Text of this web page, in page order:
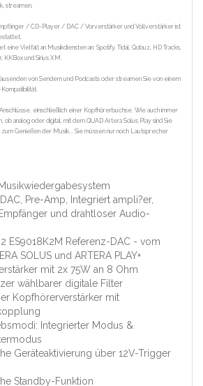
streamen.
/ CD-Player / DAC / Vorverstärker und Vollverstärker ist
Vielfalt an Musikdiensten an: Spotify, Tidal, Qobuz, HD Tracks,
KKBox und Sirius XM.
von Sendern und Podcasts oder streamen Sie von einem
einschließlich einer Kopfhörerbuchse. Wie auch immer
ob analog oder digital, mit dem QUAD Artera Solus Play sind Sie
Genießen der Musik... Sie müssen nur noch Lautsprecher
Pre-Amp, Integriert ampli?er,
und drahtloser Audio-
ES9018K2M Referenz-DAC - vom
SOLUS und ARTERA PLAY+
mit 2x 75W an 8 Ohm
wählbarer digitale Filter
Kopfhörerverstärker mit
Integrierter Modus &
Geräteaktivierung über 12V-Trigger
Standby-Funktion